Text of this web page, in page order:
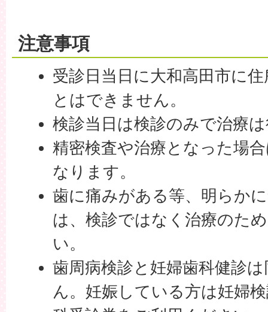
注意事項
受診日当日に大和高田市に
とはできません。
検診当日は検診のみで治療
精密検査や治療となった場
なります。
歯に痛みがある等、明らか
は、検診ではなく治療のた
い。
歯周病検診と妊婦歯科健診
ん。妊娠している方は妊婦